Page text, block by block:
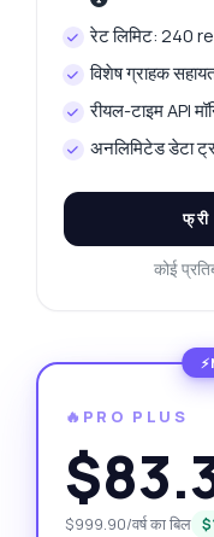
रेट लिमिट: 240
विशेष ग्राहक
रीयल-टाइम API
अनलिमिटेड डेटा
कोई
🔥PRO PLUS
$999.90/वर्ष का बिल